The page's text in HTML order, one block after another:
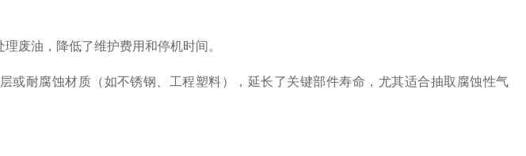
油，降低了维护费用和停机时间。
耐腐蚀材质（如不锈钢、工程塑料），延长了关键部件寿命，尤其适合抽取腐蚀性气